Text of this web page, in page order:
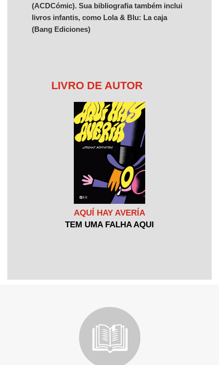
(ACDCómic). Sua bibliografia também inclui
livros infantis, como Lola & Blu: La caja
(Bang Ediciones)
LIVRO DE AUTOR
AQUÍ HAY AVERÍA
TEM UMA FALHA AQUI